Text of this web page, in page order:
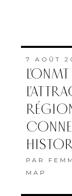
7 AOÛT
PAR
MAP